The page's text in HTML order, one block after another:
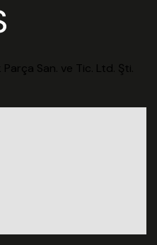
San. ve Tic. Ltd. Şti.